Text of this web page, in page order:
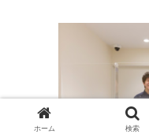
ホーム 検索